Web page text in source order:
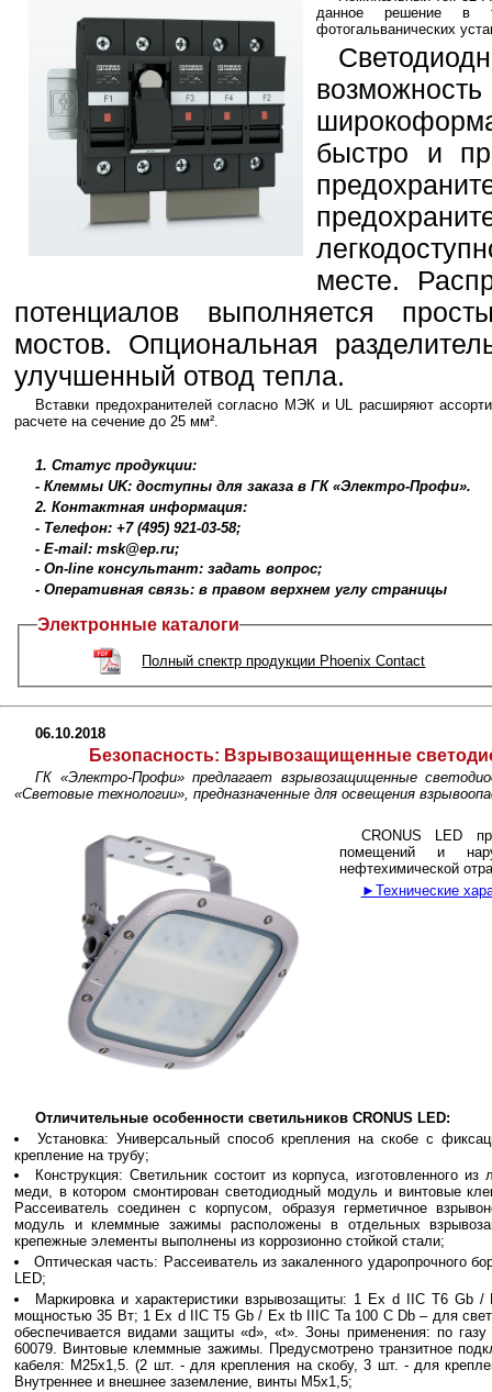
данное решение в
фотогальванических
быстро и
месте.
потенциалов выполняется
мостов. Опциональная
улучшенный отвод тепла.
Вставки предохранителей согласно МЭК и UL расширяют
расчете на сечение до 25 мм².
1. Статус продукции:
- Клеммы UK: доступны для заказа в ГК «Электро-Профи».
2. Контактная информация:
- Телефон: +7 (495) 921-03-58;
- E-mail: msk@ep.ru;
- On-line консультант: задать вопрос;
- Оперативная связь: в правом верхнем углу страницы
Электронные каталоги
Полный спектр продукции Phoenix Contact
06.10.2018
Безопасность: Взрывозащищенные
ГК «Электро-Профи» предлагает взрывозащищенные
«Световые технологии», предназначенные для освещения
CRONUS LED
помещений и
нефтехимической
►Технические
Отличительные особенности светильников CRONUS LED:
Установка: Универсальный способ крепления на скобе с
крепление на трубу;
Конструкция: Светильник состоит из корпуса, изготовленного
меди, в котором смонтирован светодиодный модуль и винтовые
Рассеиватель соединен с корпусом, образуя герметичное
модуль и клеммные зажимы расположены в отдельных
крепежные элементы выполнены из коррозионно стойкой стали;
Оптическая часть: Рассеиватель из закаленного ударопрочного
LED;
Маркировка и характеристики взрывозащиты: 1 Ex d IIC Т6 Gb
мощностью 35 Вт; 1 Ex d IIC Т5 Gb / Ex tb IIIC Ta 100 С Db – для
обеспечивается видами защиты «d», «t». Зоны применения: по
60079. Винтовые клеммные зажимы. Предусмотрено транзитное
кабеля: М25х1,5. (2 шт. - для крепления на скобу, 3 шт. - для
Внутреннее и внешнее заземление, винты М5х1,5;